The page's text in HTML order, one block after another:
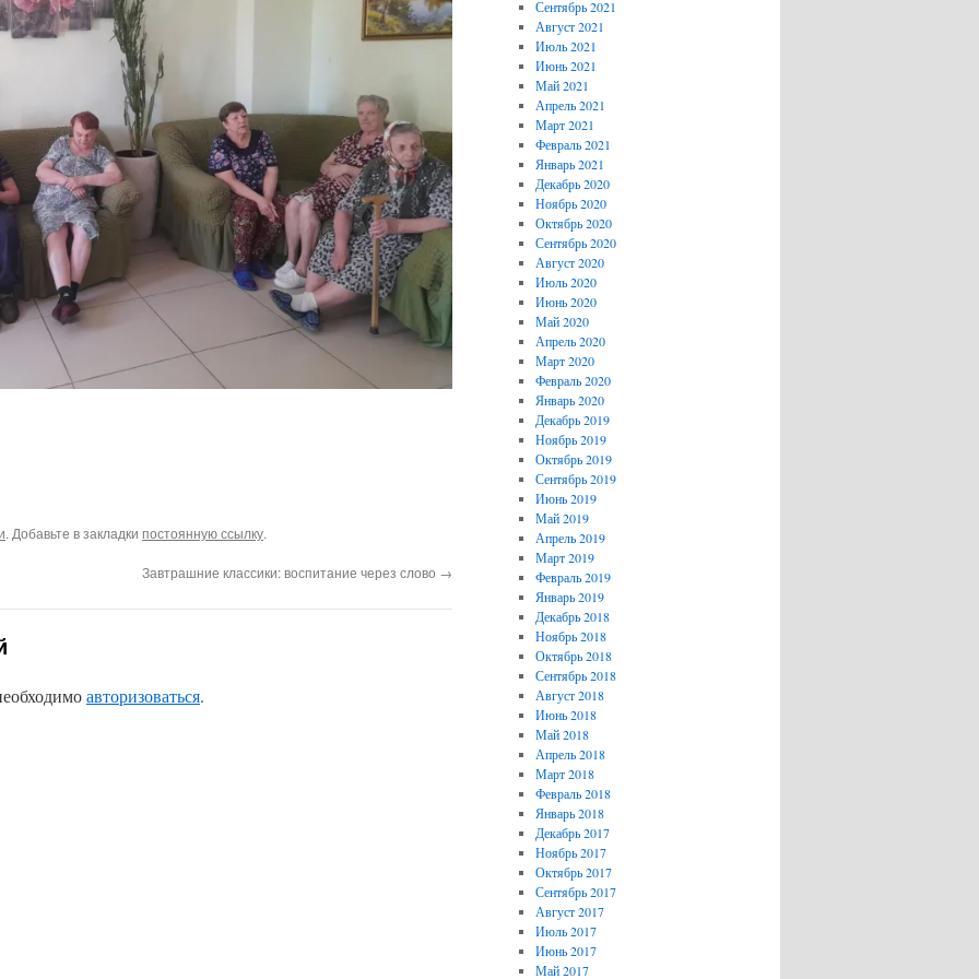
. Добавьте в закладки постоянную ссылку.
Завтрашние классики: воспитание через слово →
авторизоваться.
Сентябрь 2021
Август 2021
Июль 2021
Июнь 2021
Май 2021
Апрель 2021
Март 2021
Февраль 2021
Январь 2021
Декабрь 2020
Ноябрь 2020
Октябрь 2020
Сентябрь 2020
Август 2020
Июль 2020
Июнь 2020
Май 2020
Апрель 2020
Март 2020
Февраль 2020
Январь 2020
Декабрь 2019
Ноябрь 2019
Октябрь 2019
Сентябрь 2019
Июнь 2019
Май 2019
Апрель 2019
Март 2019
Февраль 2019
Январь 2019
Декабрь 2018
Ноябрь 2018
Октябрь 2018
Сентябрь 2018
Август 2018
Июнь 2018
Май 2018
Апрель 2018
Март 2018
Февраль 2018
Январь 2018
Декабрь 2017
Ноябрь 2017
Октябрь 2017
Сентябрь 2017
Август 2017
Июль 2017
Июнь 2017
Май 2017